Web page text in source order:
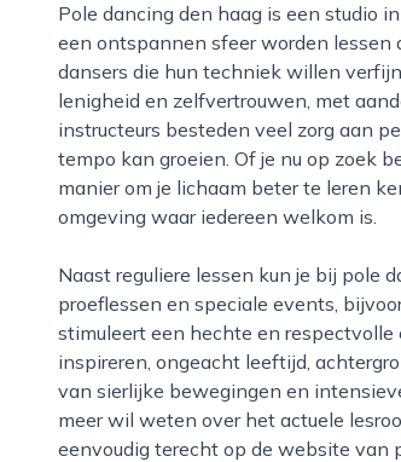
Pole dancing den haag is een studio in 's gravenhage waar dans, kracht en plezier centraal staan. In
een ontspannen sfeer worden lessen
dansers die hun techniek willen
lenigheid en zelfvertrouwen, met
instructeurs besteden veel zorg aan
tempo kan groeien. Of je nu op zoek
manier om je lichaam beter te leren
omgeving waar iedereen welkom is.
Naast reguliere lessen kun je bij pole dancing den haag vaak ook terecht voor workshops,
proeflessen en speciale events,
stimuleert een hechte en
inspireren, ongeacht leeftijd,
van sierlijke bewegingen en
meer wil weten over het actuele
eenvoudig terecht op de website van